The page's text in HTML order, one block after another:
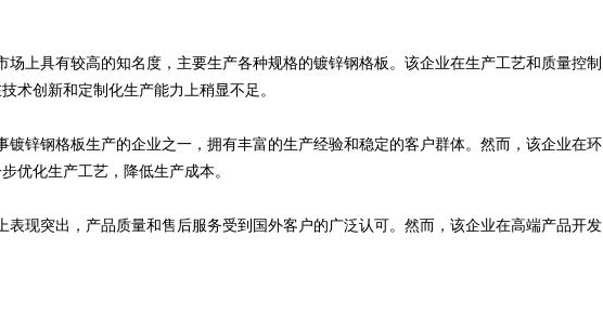
上具有较高的知名度，主要生产各种规格的镀锌钢格板。该企业在生产工艺和质量控制
术创新和定制化生产能力上稍显不足。
镀锌钢格板生产的企业之一，拥有丰富的生产经验和稳定的客户群体。然而，该企业在环
优化生产工艺，降低生产成本。
表现突出，产品质量和售后服务受到国外客户的广泛认可。然而，该企业在高端产品开发